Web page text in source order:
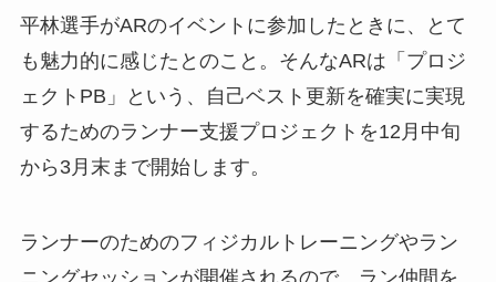
平林選手がARのイベントに参加したときに、とて
も魅力的に感じたとのこと。そんなARは「プロジ
ェクトPB」という、自己ベスト更新を確実に実現
するためのランナー支援プロジェクトを12月中旬
から3月末まで開始します。
ランナーのためのフィジカルトレーニングやラン
ニングセッションが開催されるので、ラン仲間を